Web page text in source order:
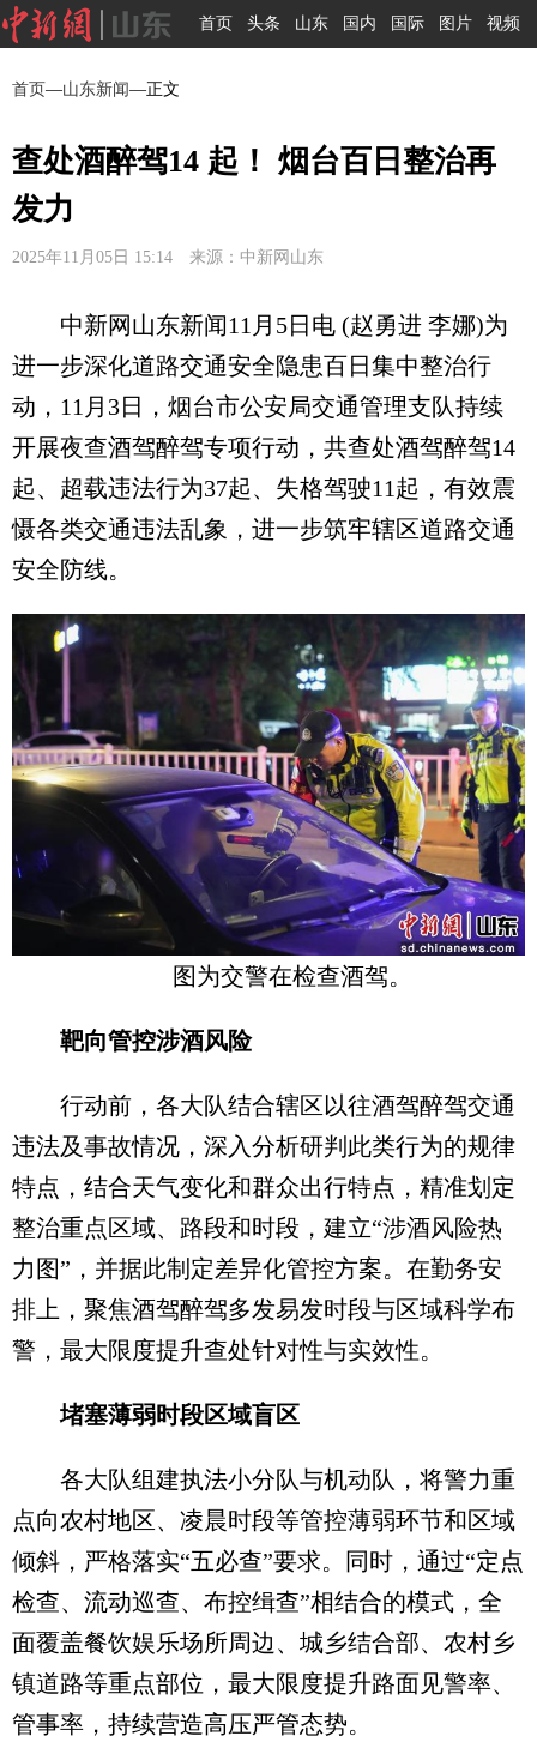
首页 头条 山东 国内 国际 图片 视频
首页—山东新闻—正文
查处酒醉驾14 起！ 烟台百日整治再
发力
2025年11月05日 15:14 来源：中新网山东
中新网山东新闻11月5日电 (赵勇进 李娜)为
进一步深化道路交通安全隐患百日集中整治行
动，11月3日，烟台市公安局交通管理支队持续
开展夜查酒驾醉驾专项行动，共查处酒驾醉驾14
起、超载违法行为37起、失格驾驶11起，有效震
慑各类交通违法乱象，进一步筑牢辖区道路交通
安全防线。
图为交警在检查酒驾。
靶向管控涉酒风险
行动前，各大队结合辖区以往酒驾醉驾交通
违法及事故情况，深入分析研判此类行为的规律
特点，结合天气变化和群众出行特点，精准划定
整治重点区域、路段和时段，建立“涉酒风险热
力图”，并据此制定差异化管控方案。在勤务安
排上，聚焦酒驾醉驾多发易发时段与区域科学布
警，最大限度提升查处针对性与实效性。
堵塞薄弱时段区域盲区
各大队组建执法小分队与机动队，将警力重
点向农村地区、凌晨时段等管控薄弱环节和区域
倾斜，严格落实“五必查”要求。同时，通过“定点
检查、流动巡查、布控缉查”相结合的模式，全
面覆盖餐饮娱乐场所周边、城乡结合部、农村乡
镇道路等重点部位，最大限度提升路面见警率、
管事率，持续营造高压严管态势。